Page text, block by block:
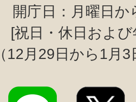
開庁日：月曜日か
[祝日・休日およ
（12月29日から1月